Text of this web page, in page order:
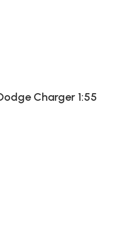
Charger 1:55